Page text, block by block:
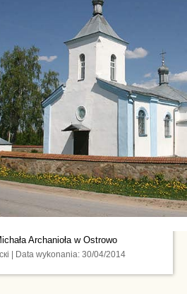
Archanioła w Ostrowo
| Data wykonania: 30/04/2014